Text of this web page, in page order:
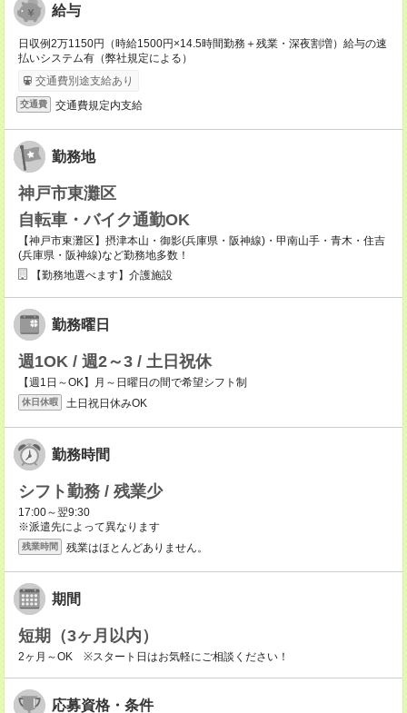
給与
日収例2万1150円（時給1500円×14.5時間勤務＋残業・深夜割増）給与の速
払いシステム有（弊社規定による）
交通費別途支給あり
交通費 交通費規定内支給
勤務地
神戸市東灘区
自転車・バイク通勤OK
【神戸市東灘区】摂津本山・御影(兵庫県・阪神線)・甲南山手・青木・住吉
(兵庫県・阪神線)など勤務地多数！
【勤務地選べます】介護施設
勤務曜日
週1OK / 週2～3 / 土日祝休
【週1日～OK】月～日曜日の間で希望シフト制
休日休暇 土日祝日休みOK
勤務時間
シフト勤務 / 残業少
17:00～翌9:30
※派遣先によって異なります
残業時間 残業はほとんどありません。
期間
短期（3ヶ月以内）
2ヶ月～OK ※スタート日はお気軽にご相談ください！
応募資格・条件